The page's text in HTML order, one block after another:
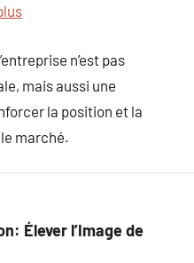
n’est pas
mais aussi une
la position et la
marché.
Élever l’Image de